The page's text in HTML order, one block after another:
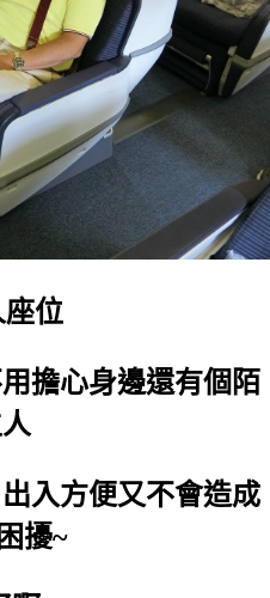
位
擔心身邊還有個陌
入方便又不會造成
擾~